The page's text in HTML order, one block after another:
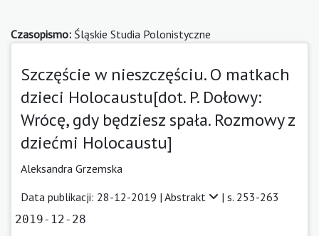
Czasopismo: Śląskie Studia Polonistyczne
Szczęście w nieszczęściu. O matkach
dzieci Holocaustu[dot. P. Dołowy:
Wrócę, gdy będziesz spała. Rozmowy z
dziećmi Holocaustu]
Aleksandra Grzemska
Data publikacji: 28-12-2019 | Abstrakt | s. 253-263
2019-12-28